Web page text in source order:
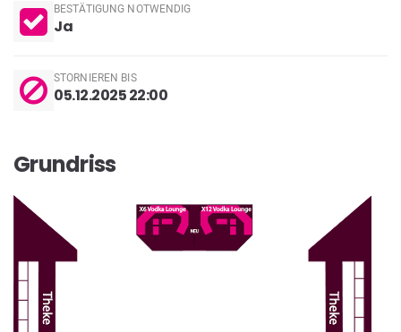
BESTÄTIGUNG NOTWENDIG
Ja
STORNIEREN BIS
05.12.2025 22:00
Grundriss